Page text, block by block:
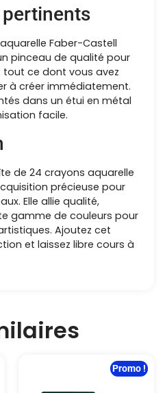
Faber-Castell
pinceau de qualité pour
tout ce dont vous avez
à créer immédiatement.
dans un étui en métal
facile.
de 24 crayons aquarelle
précieuse pour
Elle allie qualité,
gamme de couleurs pour
Ajoutez cet
et laissez libre cours à
Promo !